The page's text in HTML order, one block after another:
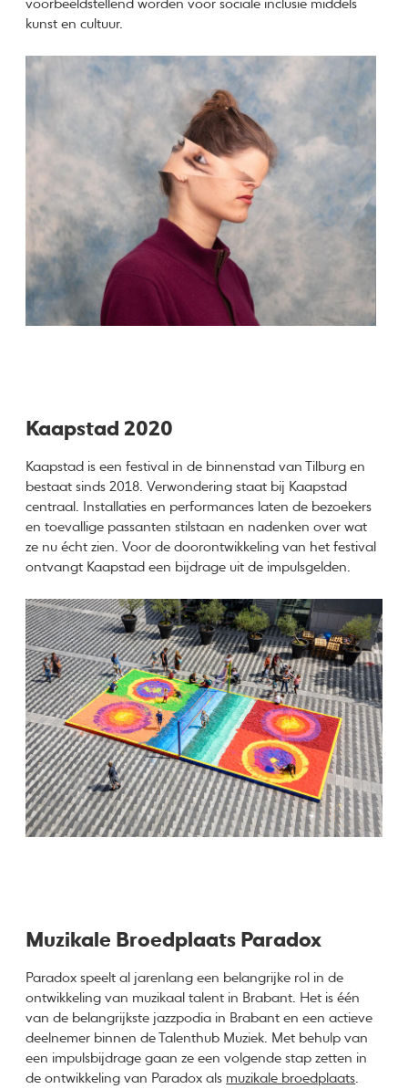
voorbeeldstellend worden voor sociale inclusie middels
kunst en cultuur.
Kaapstad 2020
Kaapstad is een festival in de binnenstad van Tilburg en
bestaat sinds 2018. Verwondering staat bij Kaapstad
centraal. Installaties en performances laten de bezoekers
en toevallige passanten stilstaan en nadenken over wat
ze nu écht zien. Voor de doorontwikkeling van het festival
ontvangt Kaapstad een bijdrage uit de impulsgelden.
Muzikale Broedplaats Paradox
Paradox speelt al jarenlang een belangrijke rol in de
ontwikkeling van muzikaal talent in Brabant. Het is één
van de belangrijkste jazzpodia in Brabant en een actieve
deelnemer binnen de Talenthub Muziek. Met behulp van
een impulsbijdrage gaan ze een volgende stap zetten in
de ontwikkeling van Paradox als muzikale broedplaats